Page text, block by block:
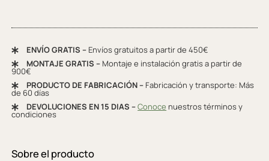
ENVÍO GRATIS – Envíos gratuitos a partir de 450€
MONTAJE GRATIS – Montaje e instalación gratis a partir de
900€
PRODUCTO DE FABRICACIÓN – Fabricación y transporte: Más
de 60 días
DEVOLUCIONES EN 15 DIAS –Conoce nuestros términos y
condiciones
Sobre el producto